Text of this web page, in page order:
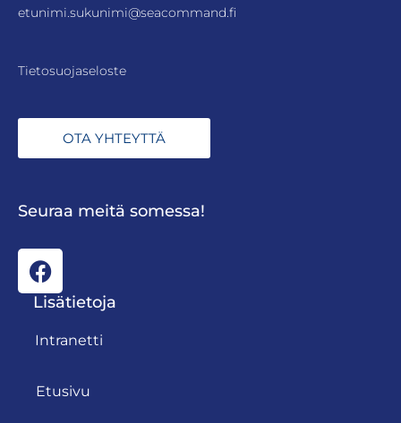
etunimi.sukunimi@seacommand.fi
Tietosuojaseloste
OTA YHTEYTTÄ
Seuraa meitä somessa!
Lisätietoja
Intranetti
Etusivu